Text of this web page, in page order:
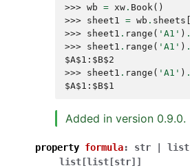
>>> wb = xw . Book()
>>> sheet1 = wb . sheets
>>> sheet1 . range ( 'A1' ) .
>>> sheet1 . range ( 'A1' ) .
$A$1:$B$2
>>> sheet1 . range ( 'A1' ) .
$A$1:$B$1
Added in version 0.9.0.
property formula: str list
list [list [str] ]